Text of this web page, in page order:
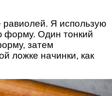
Я использую
форму. Один тонкий
затем
ложке начинки, как